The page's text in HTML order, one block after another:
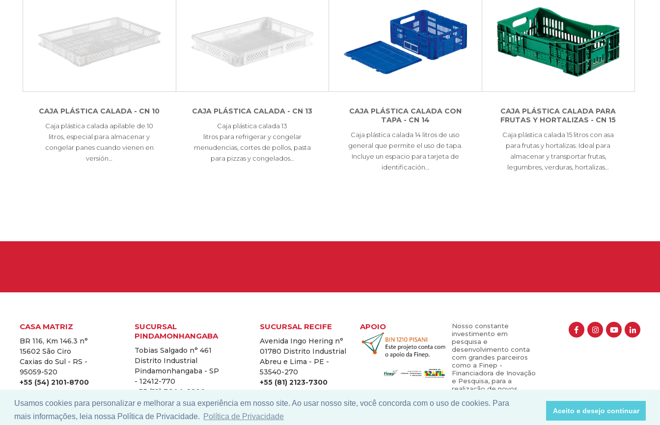
Usamos cookies para personalizar e melhorar a sua experiência em nosso site. Ao usar nosso site, você concorda com o uso de cookies. Para
mais informações, leia nossa Política de Privacidade.
Política de Privacidade
Aceito e desejo continuar
CAJA PLÁSTICA CALADA - CN 10
Caja plástica calada apilable de 10
litros, especial para almacenar y
congelar panes cuando vienen en
versión…
CAJA PLÁSTICA CALADA - CN 13
Caja plástica calada 13
litros para refrigerar y congelar
menudencias, cortes de pollos, pasta
para pizzas y congelados…
CAJA PLÁSTICA CALADA CON
TAPA - CN 14
Caja plástica calada 14 litros de uso
general que permite el uso de tapa.
Incluye un espacio para tarjeta de
identificación…
CAJA PLÁSTICA CALADA PARA
FRUTAS Y HORTALIZAS - CN 15
Caja plástica calada 15 litros con asa
para frutas y hortalizas. Ideal para
almacenar y transportar frutas,
legumbres, verduras, hortalizas…
CASA MATRIZ
BR 116, Km 146.3 n°
15602 São Ciro
Caxias do Sul - RS -
95059-520
+55 (54) 2101-8700
SUCURSAL
PINDAMONHANGABA
Tobias Salgado n° 461
Distrito Industrial
Pindamonhangaba - SP
- 12412-770
+55 (12) 3644-2200
SUCURSAL RECIFE
Avenida Ingo Hering n°
01780 Distrito Industrial
Abreu e Lima - PE -
53540-270
+55 (81) 2123-7300
APOIO
Nosso constante
investimento em
pesquisa e
desenvolvimento conta
com grandes parceiros
como a Finep -
Financiadora de Inovação
e Pesquisa, para a
realização de novos
para o crescimento e